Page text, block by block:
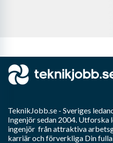
TeknikJobb.se - Sveriges
Ingenjörsedan 2004. Utforska
ingenjör från attraktiva
karriär och förverkliga Din